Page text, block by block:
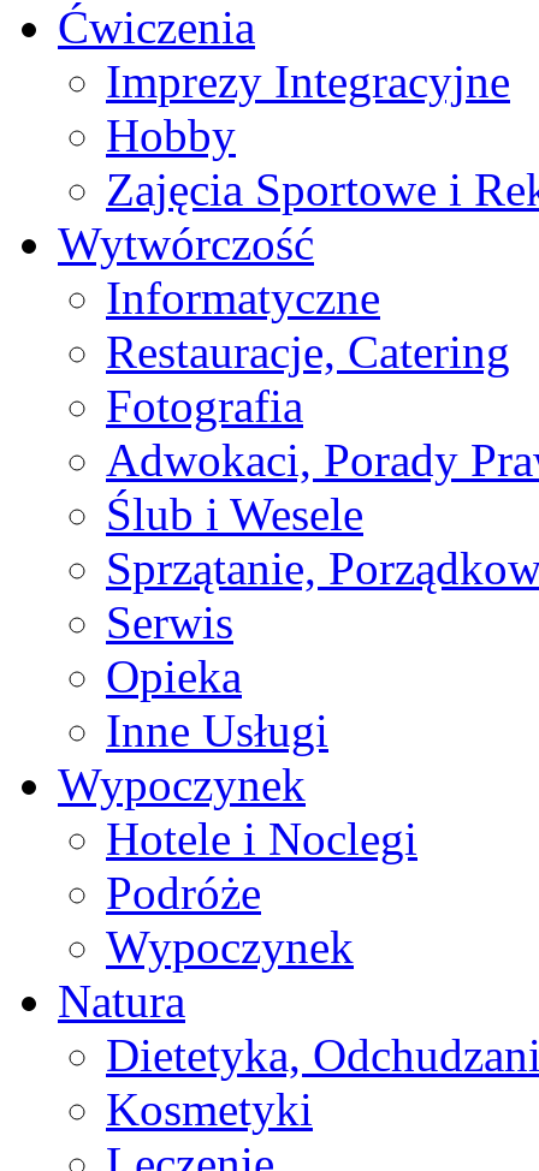
Ćwiczenia
Imprezy Integracyjne
Hobby
Zajęcia Sportowe i
Wytwórczość
Informatyczne
Restauracje, Catering
Fotografia
Adwokaci, Porady
Ślub i Wesele
Sprzątanie,
Serwis
Opieka
Inne Usługi
Wypoczynek
Hotele i Noclegi
Podróże
Wypoczynek
Natura
Dietetyka,
Kosmetyki